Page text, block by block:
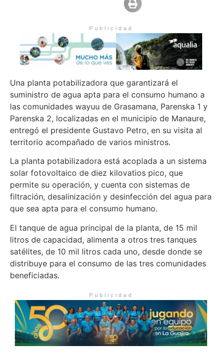
Publicidad
Una planta potabilizadora que garantizará el
suministro de agua apta para el consumo humano a
las comunidades wayuu de Grasamana, Parenska 1 y
Parenska 2, localizadas en el municipio de Manaure,
entregó el presidente Gustavo Petro, en su visita al
territorio acompañado de varios ministros.
La planta potabilizadora está acoplada a un sistema
solar fotovoltaico de diez kilovatios pico, que
permite su operación, y cuenta con sistemas de
filtración, desalinización y desinfección del agua para
que sea apta para el consumo humano.
El tanque de agua principal de la planta, de 15 mil
litros de capacidad, alimenta a otros tres tanques
satélites, de 10 mil litros cada uno, desde donde se
distribuye para el consumo de las tres comunidades
beneficiadas.
Publicidad